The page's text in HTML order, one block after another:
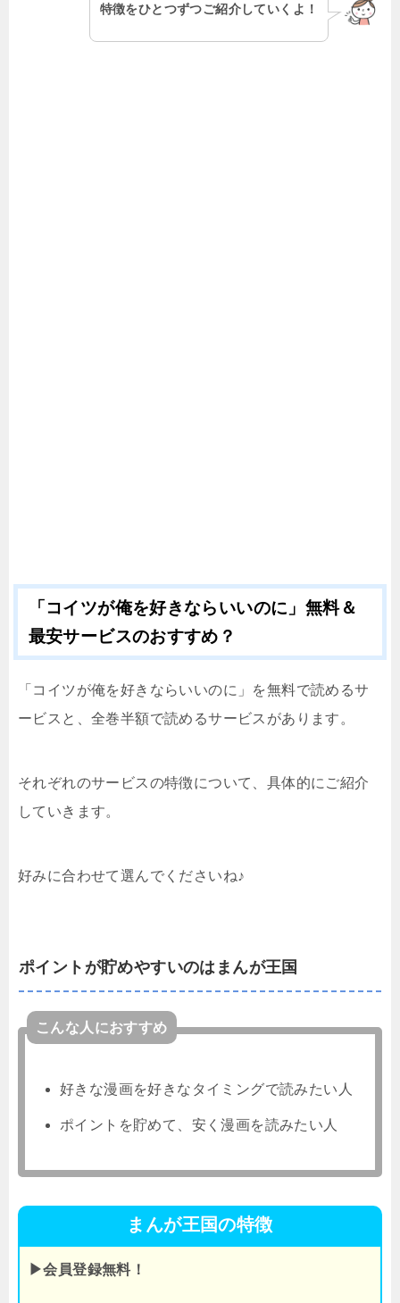
特徴をひとつずつご紹介していくよ！
「コイツが俺を好きならいいのに」無料＆
最安サービスのおすすめ？
「コイツが俺を好きならいいのに」を無料で読めるサ
ービスと、全巻半額で読めるサービスがあります。
それぞれのサービスの特徴について、具体的にご紹介
していきます。
好みに合わせて選んでくださいね♪
ポイントが貯めやすいのはまんが王国
こんな人におすすめ
好きな漫画を好きなタイミングで読みたい人
ポイントを貯めて、安く漫画を読みたい人
まんが王国の特徴
▶会員登録無料！